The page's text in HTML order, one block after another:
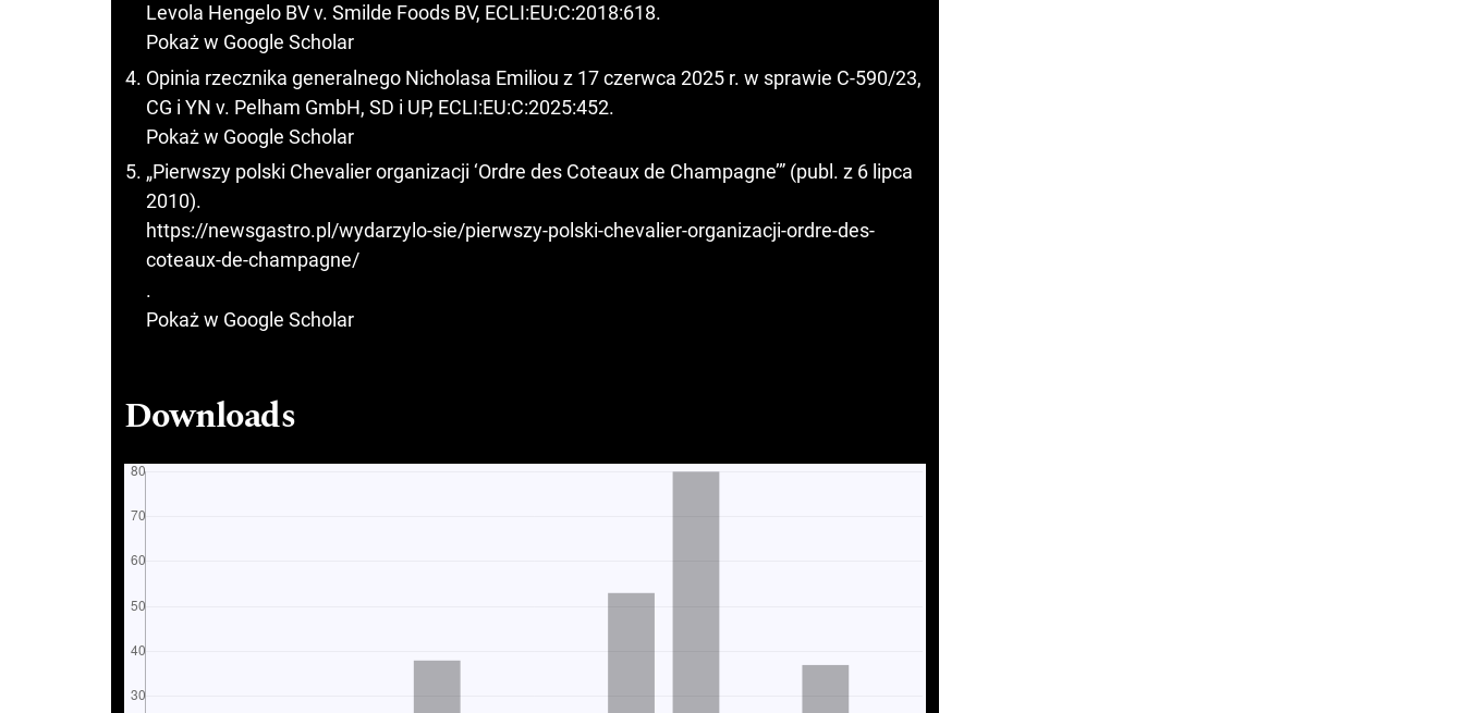
Levola Hengelo BV v. Smilde Foods BV, ECLI:EU:C:2018:618.
Pokaż w Google Scholar
Opinia rzecznika generalnego Nicholasa Emiliou z 17 czerwca 2025 r. w sprawie C‑590/23,
CG i YN v. Pelham GmbH, SD i UP, ECLI:EU:C:2025:452.
Pokaż w Google Scholar
„Pierwszy polski Chevalier organizacji ‘Ordre des Coteaux de Champagne’” (publ. z 6 lipca
2010).
https://newsgastro.pl/wydarzylo-sie/pierwszy-polski-chevalier-organizacji-ordre-des-
coteaux-de-champagne/
.
Pokaż w Google Scholar
Downloads